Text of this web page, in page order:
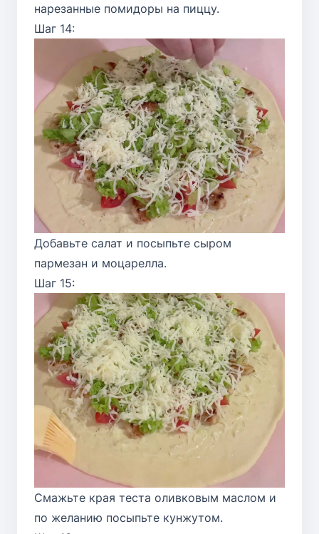
нарезанные помидоры на пиццу.
Шаг 14:
Добавьте салат и посыпьте сыром
пармезан и моцарелла.
Шаг 15:
Смажьте края теста оливковым маслом и
по желанию посыпьте кунжутом.